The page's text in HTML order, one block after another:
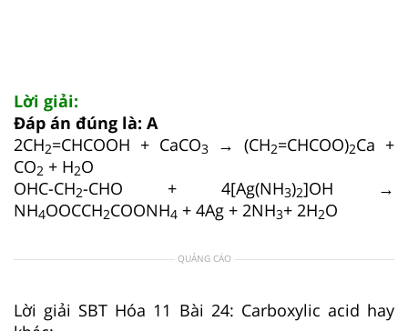
Lời giải:
Đáp án đúng là: A
2CH2=CHCOOH + CaCO3 → (CH2=CHCOO)2Ca +
CO2 + H2O
OHC-CH2-CHO + 4[Ag(NH3)2]OH →
NH4OOCCH2COONH4 + 4Ag + 2NH3+ 2H2O
QUẢNG CÁO
Lời giải SBT Hóa 11 Bài 24: Carboxylic acid hay